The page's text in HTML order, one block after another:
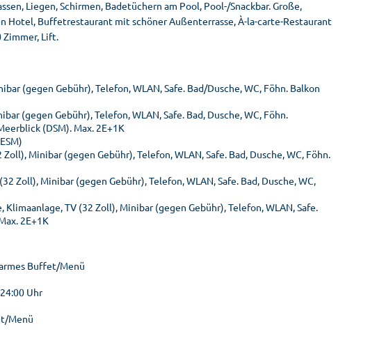
Liegen, Schirmen, Badetüchern am Pool, Pool-/Snackbar. Große,
Hotel, Buffetrestaurant mit schöner Außenterrasse, À-la-carte-Restaurant
Zimmer, Lift.
(gegen Gebühr), Telefon, WLAN, Safe. Bad/Dusche, WC, Föhn. Balkon
(gegen Gebühr), Telefon, WLAN, Safe. Bad, Dusche, WC, Föhn.
(DSM). Max. 2E+1K
Minibar (gegen Gebühr), Telefon, WLAN, Safe. Bad, Dusche, WC, Föhn.
Zoll), Minibar (gegen Gebühr), Telefon, WLAN, Safe. Bad, Dusche, WC,
TV (32 Zoll), Minibar (gegen Gebühr), Telefon, WLAN, Safe.
2E+1K
Buffet/Menü
Uhr
Menü